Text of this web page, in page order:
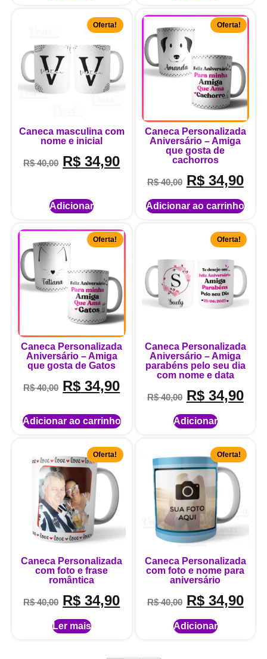
Oferta!
Caneca masculina com
nome e inicial
R$40,00 R$ 34,90
Adicionar
Oferta!
Caneca Personalizada
Aniversário – Amiga
que gosta de
cachorros
R$40,00 R$34,90
Adicionar ao carrinho
Oferta!
Caneca Personalizada
Aniversário – Amiga
que gosta de Gatos
R$40,00 R$ 34,90
Adicionar ao carrinho
Oferta!
Caneca Personalizada
Aniversário – Amiga
parabéns pelo seu dia
com nome e data
R$40,00 R$34,90
Adicionar
Oferta!
Caneca Personalizada
com foto e frase
romântica
R$40,00 R$ 34,90
Ler mais
Oferta!
Caneca Personalizada
com foto e nome para
aniversário
R$40,00 R$34,90
Adicionar